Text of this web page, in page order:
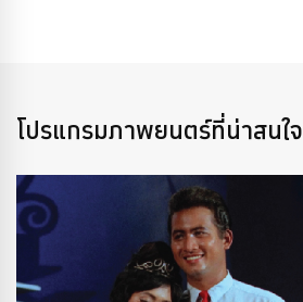
โปรแกรมภาพยนตร์ที่น่าสนใจ